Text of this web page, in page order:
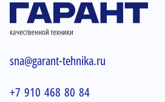
sna@garant-tehnika.ru
+7 910 468 80 84